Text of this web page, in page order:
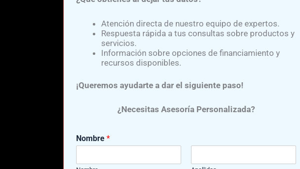
Atención directa de nuestro equipo de expertos.
Respuesta rápida a tus consultas sobre productos y
servicios.
Información sobre opciones de financiamiento y
recursos disponibles.
¡Queremos ayudarte a dar el siguiente paso!
¿Necesitas Asesoría Personalizada?
Nombre *